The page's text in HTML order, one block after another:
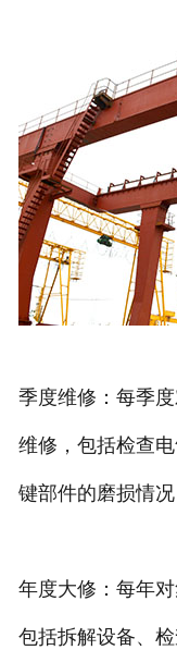
季度维修：每季
维修，包括检查
键部件的磨损情
年度大修：每年
包括拆解设备、